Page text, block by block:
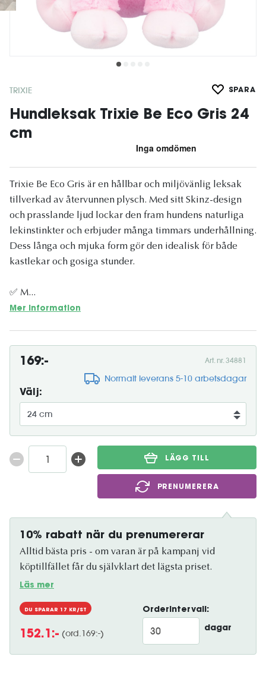
TRIXIE SPARA
Hundleksak Trixie Be Eco Gris 24
cm
Trixie Be Eco Gris är en hållbar och miljövänlig leksak
tillverkad av återvunnen plysch. Med sitt Skinz-design
och prasslande ljud lockar den fram hundens naturliga
lekinstinkter och erbjuder många timmars underhållning.
Dess långa och mjuka form gör den idealisk för både
kastlekar och gosiga stunder.
✅ M...
Mer information
169:- Art. nr. 34881
Normalt leverans 5-10 arbetsdagar
Välj:
LÄGG TILL
PRENUMERERA
10% rabatt när du prenumererar
Alltid bästa pris - om varan är på kampanj vid
köptillfället får du självklart det lägsta priset.
Läs mer
DU SPARAR 17 KR/ST
152.1 :- (ord.169:-)
Orderintervall:
dagar